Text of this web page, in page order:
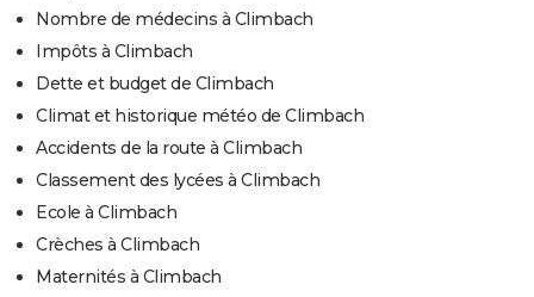
Nombre de médecins à Climbach
Impôts à Climbach
Dette et budget de Climbach
Climat et historique météo de Climbach
Accidents de la route à Climbach
Classement des lycées à Climbach
Ecole à Climbach
Crèches à Climbach
Maternités à Climbach